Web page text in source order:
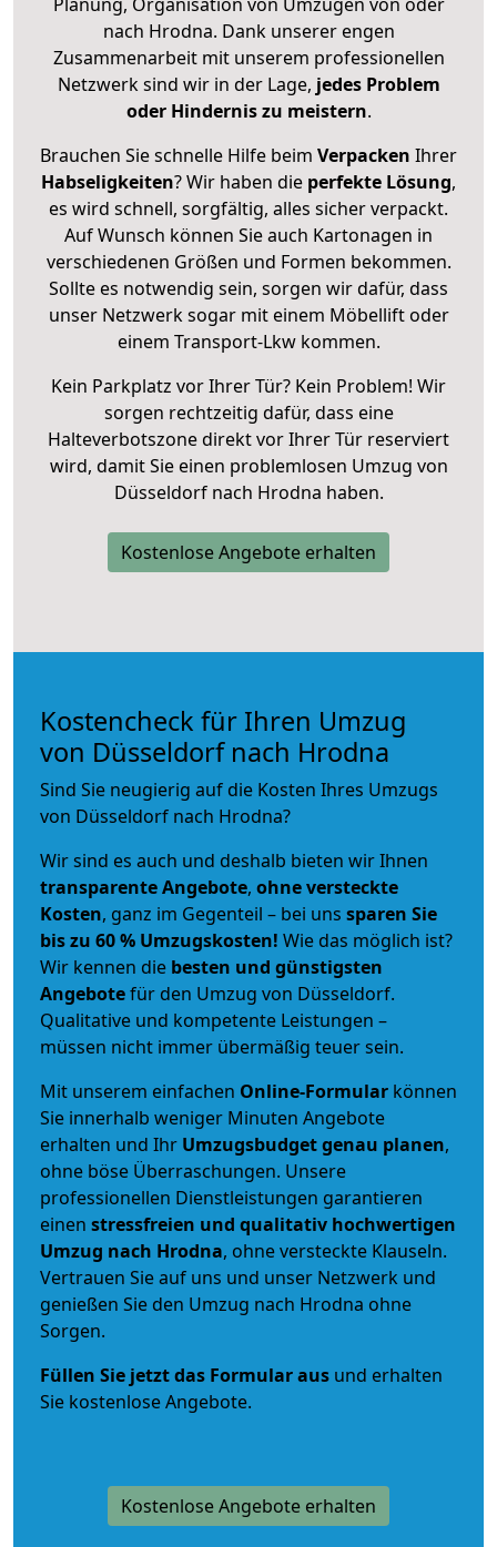
nach Hrodna. Dank unserer engen
Zusammenarbeit mit unserem professionellen
Netzwerk sind wir in der Lage, jedes Problem
oder Hindernis zu meistern.
Brauchen Sie schnelle Hilfe beim Verpacken Ihrer
Habseligkeiten? Wir haben die perfekte Lösung,
es wird schnell, sorgfältig, alles sicher verpackt.
Auf Wunsch können Sie auch Kartonagen in
verschiedenen Größen und Formen bekommen.
Sollte es notwendig sein, sorgen wir dafür, dass
unser Netzwerk sogar mit einem Möbellift oder
einem Transport-Lkw kommen.
Kein Parkplatz vor Ihrer Tür? Kein Problem! Wir
sorgen rechtzeitig dafür, dass eine
Halteverbotszone direkt vor Ihrer Tür reserviert
wird, damit Sie einen problemlosen Umzug von
Düsseldorf nach Hrodna haben.
Kostenlose Angebote erhalten
Kostencheck für Ihren Umzug
von Düsseldorf nach Hrodna
Sind Sie neugierig auf die Kosten Ihres Umzugs
von Düsseldorf nach Hrodna?
Wir sind es auch und deshalb bieten wir Ihnen
transparente Angebote, ohne versteckte
Kosten, ganz im Gegenteil – bei uns sparen Sie
bis zu 60 % Umzugskosten! Wie das möglich ist?
Wir kennen die besten und günstigsten
Angebotefür den Umzug von Düsseldorf.
Qualitative und kompetente Leistungen –
müssen nicht immer übermäßig teuer sein.
Mit unserem einfachen Online-Formular können
Sie innerhalb weniger Minuten Angebote
erhalten und Ihr Umzugsbudgetgenau planen,
ohne böse Überraschungen. Unsere
professionellen Dienstleistungen garantieren
einen stressfreien und qualitativ hochwertigen
Umzug nach Hrodna, ohne versteckte Klauseln.
Vertrauen Sie auf uns und unser Netzwerk und
genießen Sie den Umzug nach Hrodna ohne
Sorgen.
Füllen Sie jetzt das Formular aus und erhalten
Sie kostenlose Angebote.
Kostenlose Angebote erhalten